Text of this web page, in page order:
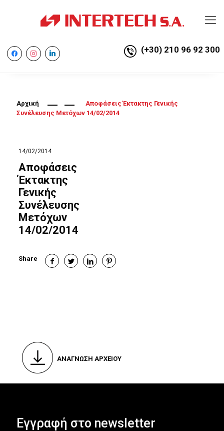
facebookinstagramlinkedin (+30) 210 96 92 300
Αρχική
Αποφάσεις Έκτακτης Γενικής
Συνέλευσης Μετόχων 14/02/2014
14/02/2014
Αποφάσεις
Έκτακτης
Γενικής
Συνέλευσης
Μετόχων
14/02/2014
Share
ΑΝΑΓΝΩΣΗ ΑΡΧΕΙΟΥ
Εγγραφή στο newsletter